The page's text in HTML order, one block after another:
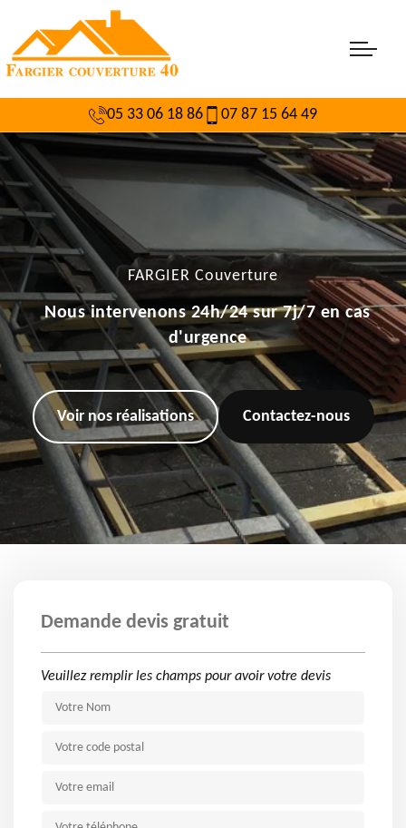
05 33 06 18 86 07 87 15 64 49
FARGIER Couverture
Nous intervenons 24h/24 sur 7j/7 en cas
d'urgence
Voir nos réalisations Contactez-nous
Demande devis gratuit
Veuillez remplir les champs pour avoir votre devis